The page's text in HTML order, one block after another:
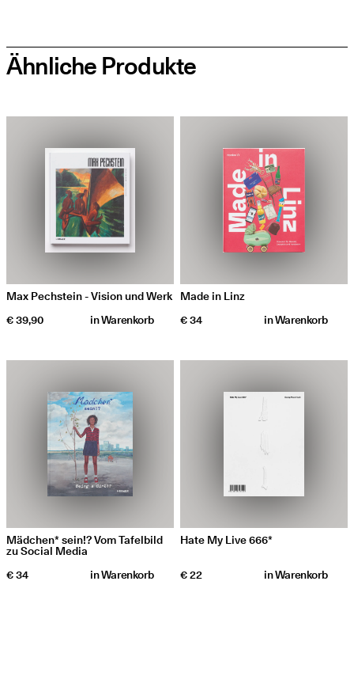
Ähnliche Produkte
Max Pechstein - Vision und Werk
€ 39,90
inWarenkorb
Made in Linz
€ 34
inWarenkorb
Mädchen* sein!? Vom Tafelbild
zu Social Media
€ 34
inWarenkorb
Hate My Live 666*
€ 22 inWarenkorb